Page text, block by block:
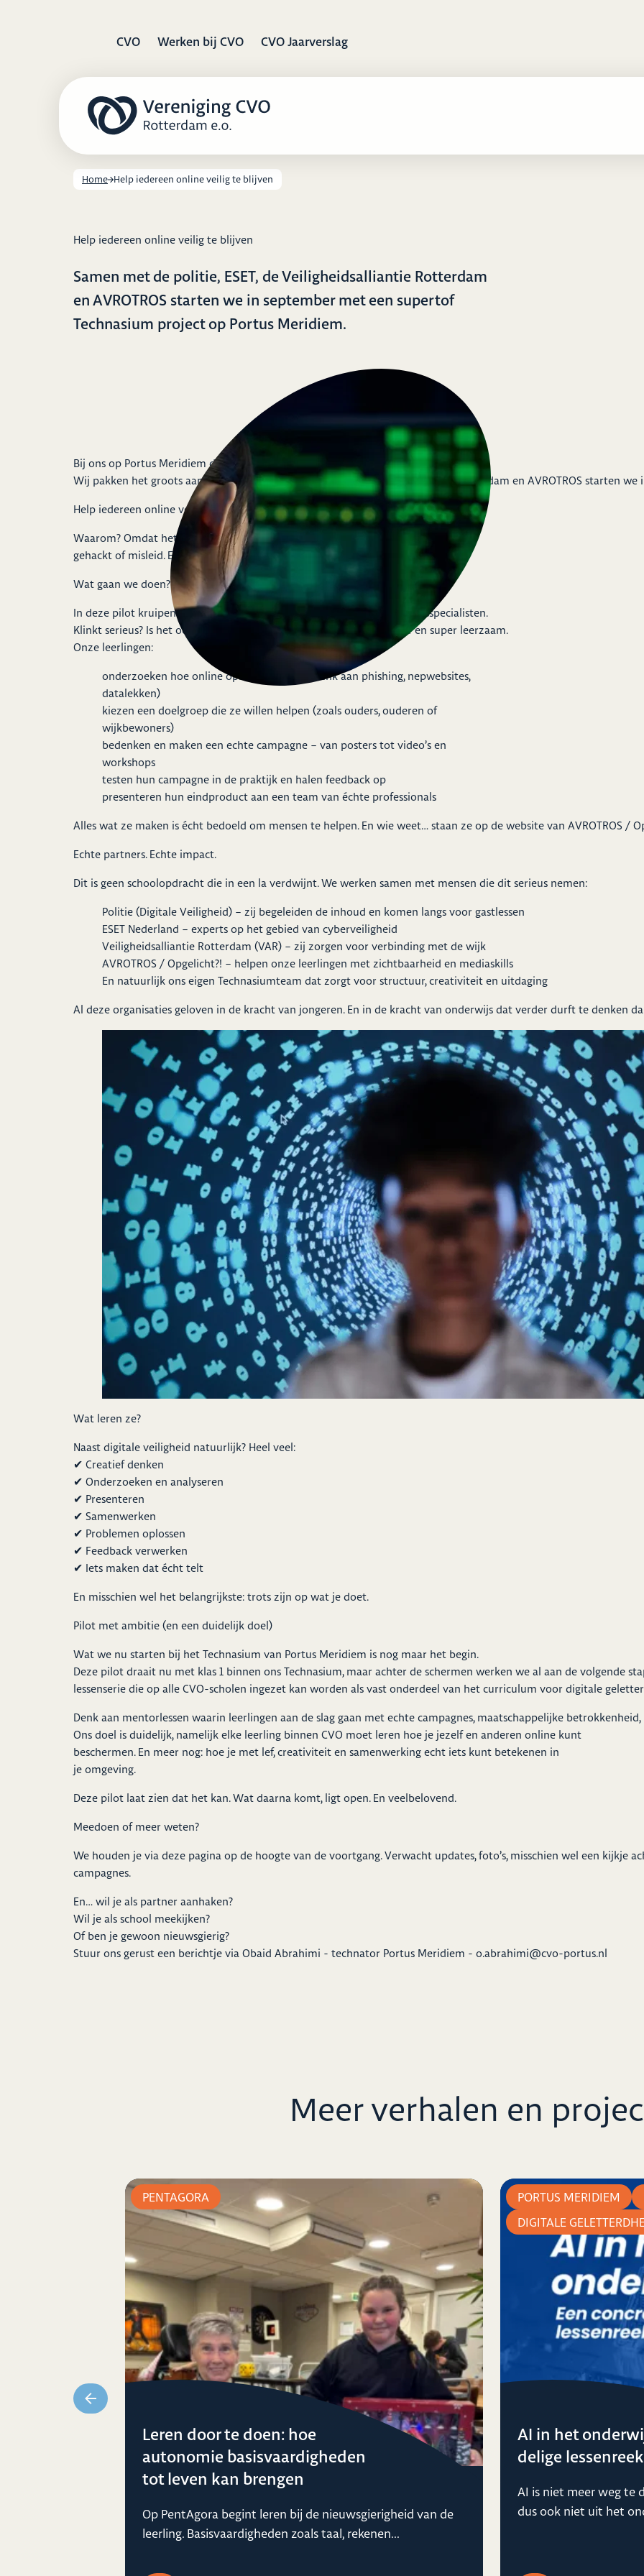
CVO Werken bij CVO CVO Jaarverslag
Home Help iedereen online veilig te blijven
Help iedereen online veilig te blijven
Samen met de politie, ESET, de Veiligheidsalliantie Rotterdam
en AVROTROS starten we in september met een supertof
Technasium project op Portus Meridiem.
Bij ons op Portus Meridiem draaien we geen standaard schoolprojecten.
Wij pakken het groots aan. Samen met de politie, ESET, de Veiligheidsalliantie Rotterdam en AVROTROS starten
Help iedereen online veilig te blijven.
Waarom? Omdat het nodig is. Steeds meer mensen worden online opgelicht,
gehackt of misleid. En wij – onze leerlingen – gaan daar iets aan doen.
Wat gaan we doen?
In deze pilot kruipen onze eersteklassers in de huid van cyberveiligheidsspecialisten.
Klinkt serieus? Is het ook. Maar wel op een manier die leuk is, creatief en super leerzaam.
Onze leerlingen:
onderzoeken hoe online oplichting werkt (denk aan phishing, nepwebsites,
datalekken)
kiezen een doelgroep die ze willen helpen (zoals ouders, ouderen of
wijkbewoners)
bedenken en maken een echte campagne – van posters tot video’s en
workshops
testen hun campagne in de praktijk en halen feedback op
presenteren hun eindproduct aan een team van échte professionals
Alles wat ze maken is écht bedoeld om mensen te helpen. En wie weet… staan ze op de website van AVROTROS /
Echte partners. Echte impact.
Dit is geen schoolopdracht die in een la verdwijnt. We werken samen met mensen die dit serieus nemen:
Politie (Digitale Veiligheid) – zij begeleiden de inhoud en komen langs voor gastlessen
ESET Nederland – experts op het gebied van cyberveiligheid
Veiligheidsalliantie Rotterdam (VAR) – zij zorgen voor verbinding met de wijk
AVROTROS / Opgelicht?! – helpen onze leerlingen met zichtbaarheid en mediaskills
En natuurlijk ons eigen Technasiumteam dat zorgt voor structuur, creativiteit en uitdaging
Al deze organisaties geloven in de kracht van jongeren. En in de kracht van onderwijs dat verder durft te denken
Wat leren ze?
Naast digitale veiligheid natuurlijk? Heel veel:
✔ Creatief denken
✔ Onderzoeken en analyseren
✔ Presenteren
✔ Samenwerken
✔ Problemen oplossen
✔ Feedback verwerken
✔ Iets maken dat écht telt
En misschien wel het belangrijkste: trots zijn op wat je doet.
Pilot met ambitie (en een duidelijk doel)
Wat we nu starten bij het Technasium van Portus Meridiem is nog maar het begin.
Deze pilot draait nu met klas 1 binnen ons Technasium, maar achter de schermen werken we al aan de volgende
lessenserie die op alle CVO-scholen ingezet kan worden als vast onderdeel van het curriculum voor digitale
Denk aan mentorlessen waarin leerlingen aan de slag gaan met echte campagnes, maatschappelijke
Ons doel is duidelijk, namelijk elke leerling binnen CVO moet leren hoe je jezelf en anderen online kunt
beschermen. En meer nog: hoe je met lef, creativiteit en samenwerking echt iets kunt betekenen in
je omgeving.
Deze pilot laat zien dat het kan. Wat daarna komt, ligt open. En veelbelovend.
Meedoen of meer weten?
We houden je via deze pagina op de hoogte van de voortgang. Verwacht updates, foto’s, misschien wel een kijkje
campagnes.
En… wil je als partner aanhaken?
Wil je als school meekijken?
Of ben je gewoon nieuwsgierig?
Stuur ons gerust een berichtje via Obaid Abrahimi - technator Portus Meridiem - o.abrahimi@cvo-portus.nl
Meer verhalen en
Leren door te doen: hoe
autonomie basisvaardigheden
tot leven kan brengen
Op PentAgora begint leren bij de nieuwsgierigheid van de
leerling. Basisvaardigheden zoals taal, rekenen...
PENTAGORA
AI in het
delige
AI is niet meer weg te
dus ook niet uit het
PORTUS MERIDIEM
DIGITALE